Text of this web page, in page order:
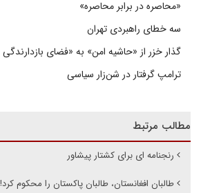
«محاصره در برابر محاصره»
سه خطای راهبردی تهران
گذار خزر از «حاشیه امن» به «فضای بازدارندگی
ترامپ گرفتار در شن‌زار سیاسی
مطالب مرتبط
رنجنامه ای برای کشتار پیشاور
طالبان افغانستان، طالبان پاکستان را محکوم کرد!